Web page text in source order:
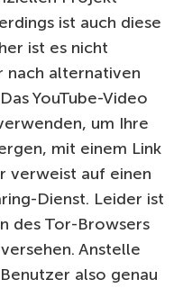
ist auch diese
ist es nicht
nach alternativen
YouTube-Video
um Ihre
mit einem Link
verweist auf einen
Dienst. Leider ist
des Tor-Browsers
Anstelle
also genau